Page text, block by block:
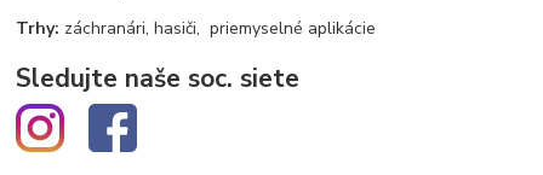
Trhy: záchranári, hasiči, priemyselné aplikácie
Sledujte naše soc. siete